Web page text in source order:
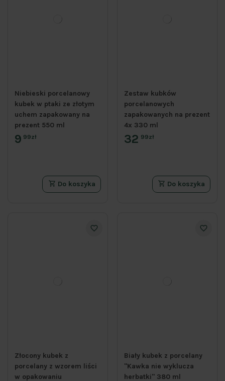
Niebieski porcelanowy
kubek w ptaki ze złotym
uchem zapakowany na
prezent 550 ml
9 99zł
Do koszyka
Zestaw kubków
porcelanowych
zapakowanych na prezent
4x 330 ml
32 99zł
Do koszyka
Złocony kubek z
porcelany z wzorem liści
w opakowaniu
Biały kubek z porcelany
"Kawka nie wyklucza
herbatki" 380 ml